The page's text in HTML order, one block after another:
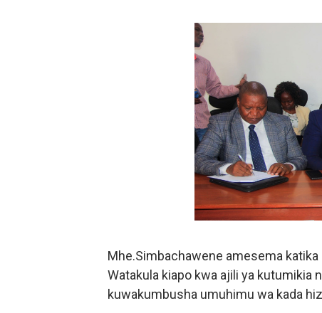
Mhe.Simbachawene amesema
Watakula kiapo kwa ajili ya kutumikia
kuwakumbusha umuhimu wa kada